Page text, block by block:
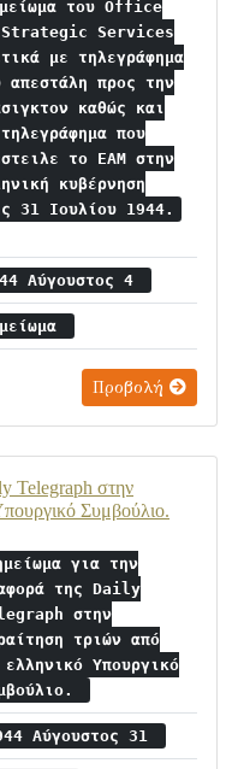
του Office
Services
με τηλεγράφημα
απεστάλη προς την
καθώς και
που
το ΕΑΜ στην
κυβέρνηση
31 Ιουλίου 1944.
Αύγουστος 4
Προβολή
Telegraph στην
Συμβούλιο.
για την
της Daily
στην
τριών από
Υπουργικό
Αύγουστος 31